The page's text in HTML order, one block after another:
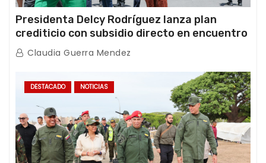
Presidenta Delcy Rodríguez lanza plan
crediticio con subsidio directo en encuentro
con Juntas de Condominio
Claudia Guerra Mendez
DESTACADO NOTICIAS